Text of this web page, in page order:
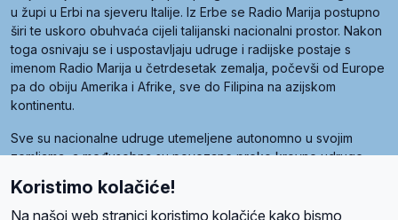
u župi u Erbi na sjeveru Italije. Iz Erbe se Radio Marija postupno
širi te uskoro obuhvaća cijeli talijanski nacionalni prostor. Nakon
toga osnivaju se i uspostavljaju udruge i radijske postaje s
imenom Radio Marija u četrdesetak zemalja, počevši od Europe
pa do obiju Amerika i Afrike, sve do Filipina na azijskom
kontinentu.
Sve su nacionalne udruge utemeljene autonomno u svojim
zemljama, a međusobna su povezane preko krovne udruge
Radio Maria). Svjetsku obitelj utemeljilo je sedam članica, među
kojima je i hrvatska Udruga Radio Marija.
Koristimo kolačiće!
Na našoj web stranici koristimo kolačiće kako bismo